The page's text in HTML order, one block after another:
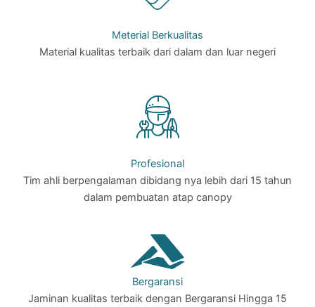
Meterial Berkualitas
Material kualitas terbaik dari dalam dan luar negeri
Profesional
Tim ahli berpengalaman dibidang nya lebih dari 15 tahun
dalam pembuatan atap canopy
Bergaransi
Jaminan kualitas terbaik dengan Bergaransi Hingga 15